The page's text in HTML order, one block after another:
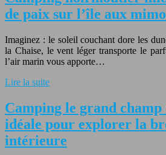
de paix sur l’île aux
Imaginez : le soleil couchant dore les
la Chaise, le vent léger transporte le
l’air marin vous apporte…
Lire la suite
Camping le grand champ
idéale pour explorer la
intérieure